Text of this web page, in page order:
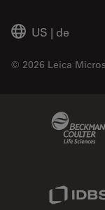
US | de
© 2026 Leica